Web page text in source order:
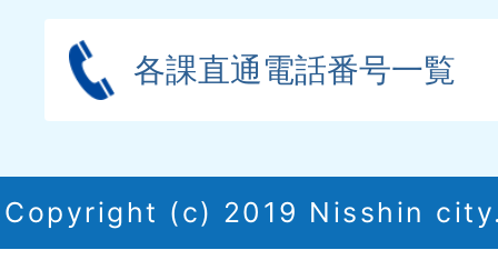
各課直通電話番号一覧
Copyright (c) 2019 Nisshin